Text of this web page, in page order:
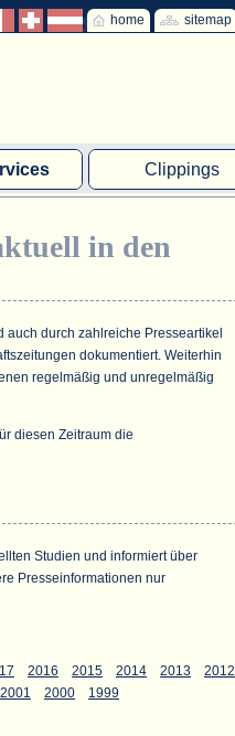
sitemap
home
Clippings
MVA und MHKW
in den
auch durch zahlreiche Presseartikel
dokumentiert. Weiterhin
regelmäßig und unregelmäßig
diesen Zeitraum die
Studien und informiert über
Presseinformationen nur
2016 2015 2014 2013
2012
2001 2000 1999